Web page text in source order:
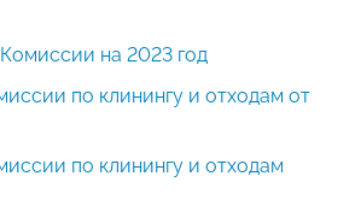
на 2023 год
по клинингу и отходам от
по клинингу и отходам